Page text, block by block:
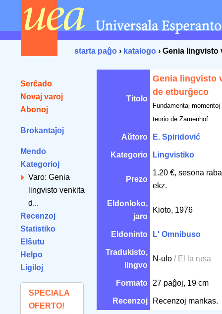
starta paĝo › katalogo › Genia
Serĉado
Novaj varoj
Abonoj
Brokantaĵoj
Mendo
Kategorioj
Varo: Genia
lingvisto venkita
d...
Recenzoj
Statistiko
Elŝutu
Helpo
Ligiloj
SPECIALA
OFERTO!
Titolo
Genia lingvisto
de etburĝeco
Fundamentaj
teorio de Zamenhof
Aŭtoro E. Spiridović
Kategorio Lingvistiko
Prezo
1.20 €, sesona
ekz.
Eldonloko,
jaro
Kioto, 1976
Eldoninto L' Omnibuso
Tradukisto,
lingvo
N-ulo / El la rusa
Formato 27 paĝoj, 19 cm
Recenzoj Recenzoj mankas.